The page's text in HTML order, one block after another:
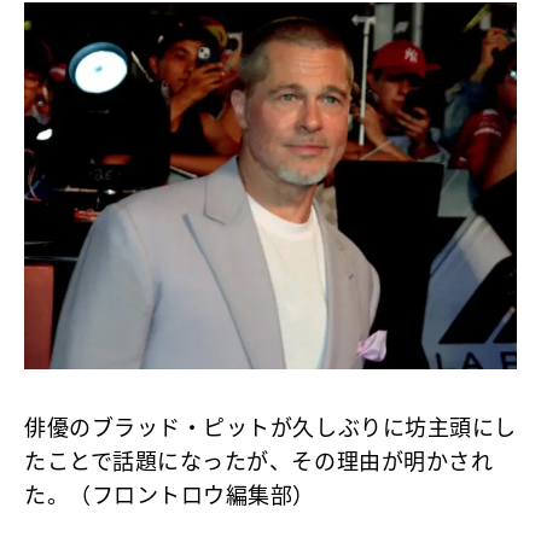
俳優のブラッド・ピットが久しぶりに坊主頭にし
たことで話題になったが、その理由が明かされ
た。（フロントロウ編集部）